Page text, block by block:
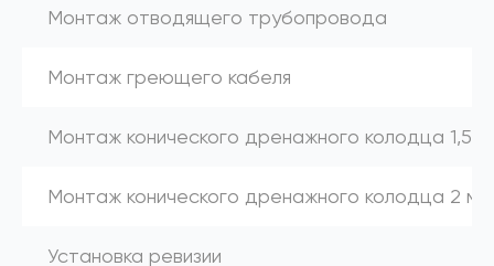
Монтаж отводящего трубопровода
Монтаж греющего кабеля
Монтаж конического дренажного колодца 1,5 м
Монтаж конического дренажного колодца 2 м
Установка ревизии